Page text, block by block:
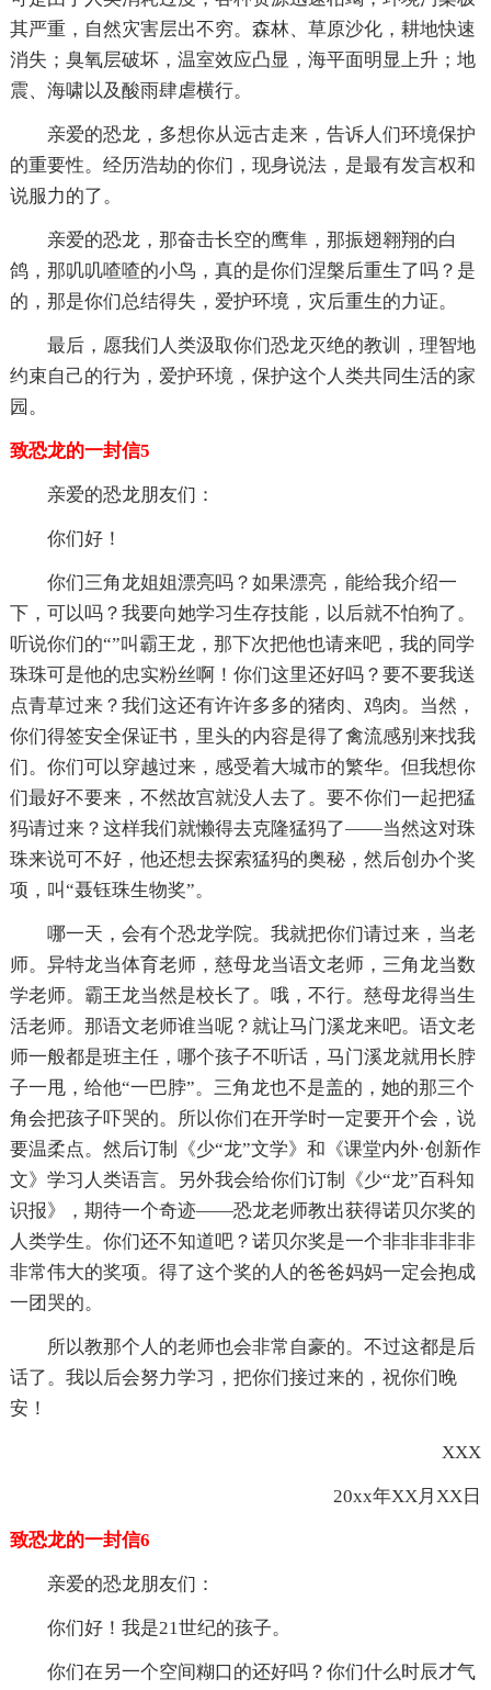
其严重，自然灾害层出不穷。森林、草原沙化，耕地快速
消失；臭氧层破坏，温室效应凸显，海平面明显上升；地
震、海啸以及酸雨肆虐横行。
亲爱的恐龙，多想你从远古走来，告诉人们环境保护
的重要性。经历浩劫的你们，现身说法，是最有发言权和
说服力的了。
亲爱的恐龙，那奋击长空的鹰隼，那振翅翱翔的白
鸽，那叽叽喳喳的小鸟，真的是你们涅槃后重生了吗？是
的，那是你们总结得失，爱护环境，灾后重生的力证。
最后，愿我们人类汲取你们恐龙灭绝的教训，理智地
约束自己的行为，爱护环境，保护这个人类共同生活的家
园。
致恐龙的一封信5
亲爱的恐龙朋友们：
你们好！
你们三角龙姐姐漂亮吗？如果漂亮，能给我介绍一
下，可以吗？我要向她学习生存技能，以后就不怕狗了。
听说你们的“”叫霸王龙，那下次把他也请来吧，我的同学
珠珠可是他的忠实粉丝啊！你们这里还好吗？要不要我送
点青草过来？我们这还有许许多多的猪肉、鸡肉。当然，
你们得签安全保证书，里头的内容是得了禽流感别来找我
们。你们可以穿越过来，感受着大城市的繁华。但我想你
们最好不要来，不然故宫就没人去了。要不你们一起把猛
犸请过来？这样我们就懒得去克隆猛犸了——当然这对珠
珠来说可不好，他还想去探索猛犸的奥秘，然后创办个奖
项，叫“聂钰珠生物奖”。
哪一天，会有个恐龙学院。我就把你们请过来，当老
师。异特龙当体育老师，慈母龙当语文老师，三角龙当数
学老师。霸王龙当然是校长了。哦，不行。慈母龙得当生
活老师。那语文老师谁当呢？就让马门溪龙来吧。语文老
师一般都是班主任，哪个孩子不听话，马门溪龙就用长脖
子一甩，给他“一巴脖”。三角龙也不是盖的，她的那三个
角会把孩子吓哭的。所以你们在开学时一定要开个会，说
要温柔点。然后订制《少“龙”文学》和《课堂内外·创新作
文》学习人类语言。另外我会给你们订制《少“龙”百科知
识报》，期待一个奇迹——恐龙老师教出获得诺贝尔奖的
人类学生。你们还不知道吧？诺贝尔奖是一个非非非非非
非常伟大的奖项。得了这个奖的人的爸爸妈妈一定会抱成
一团哭的。
所以教那个人的老师也会非常自豪的。不过这都是后
话了。我以后会努力学习，把你们接过来的，祝你们晚
安！
XXX
20xx年XX月XX日
致恐龙的一封信6
亲爱的恐龙朋友们：
你们好！我是21世纪的孩子。
你们在另一个空间糊口的还好吗？你们什么时辰才气